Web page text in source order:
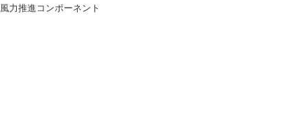
風力推進コンポーネント